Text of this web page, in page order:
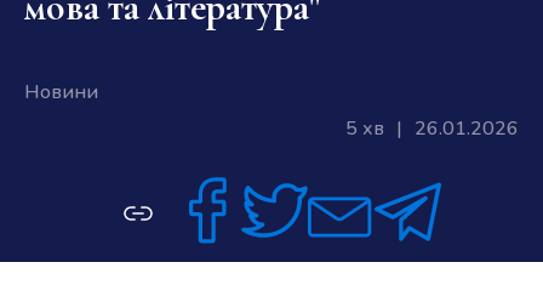
Новини
5 хв | 26.01.2026